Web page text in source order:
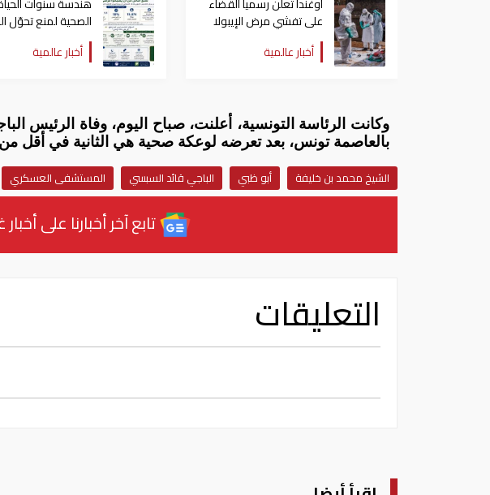
على تفشي مرض الإيبولا
أخبار عالمية
الصحية لمنع تحوّل
إلى مرضى
أخبار عالمية
وكانت الرئاسة التونسية، أعلنت، صباح اليوم، وفاة
بالعاصمة تونس، بعد تعرضه لوعكة صحية هي الثانية في أقل
الشيخ محمد بن خليفة أبو ظبي الباجي قائد السبسي المستشفى العسكري
تابع آخر أخبارنا على
التعليقات